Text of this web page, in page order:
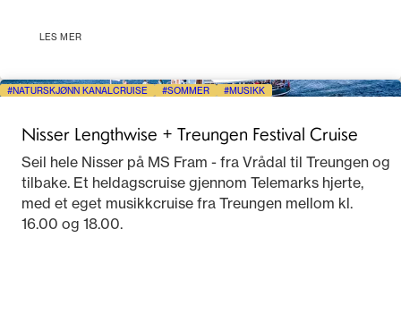
LES MER
NATURSKJØNN KANALCRUISE SOMMER MUSIKK
Nisser Lengthwise + Treungen Festival Cruise
Seil hele Nisser på MS Fram - fra Vrådal til Treungen og
tilbake. Et heldagscruise gjennom Telemarks hjerte,
med et eget musikkcruise fra Treungen mellom kl.
16.00 og 18.00.